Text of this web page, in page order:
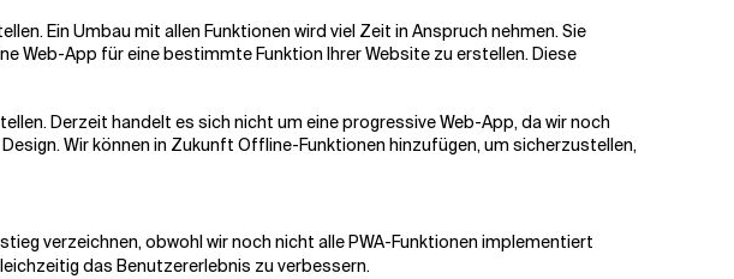
Ein Umbau mit allen Funktionen wird viel Zeit in Anspruch nehmen. Sie
Web-App für eine bestimmte Funktion Ihrer Website zu erstellen. Diese
Derzeit handelt es sich nicht um eine progressive Web-App, da wir noch
Wir können in Zukunft Offline-Funktionen hinzufügen, um sicherzustellen,
verzeichnen, obwohl wir noch nicht alle PWA-Funktionen implementiert
das Benutzererlebnis zu verbessern.